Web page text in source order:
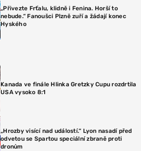
„Přivezte Frťalu, klidně i Fenina. Horší to
nebude.“ Fanoušci Plzně zuří a žádají konec
Hyského
Kanada ve finále Hlinka Gretzky Cupu rozdrtila
USA vysoko 8:1
„Hrozby visící nad událostí.“ Lyon nasadí před
odvetou se Spartou speciální zbraně proti
dronům